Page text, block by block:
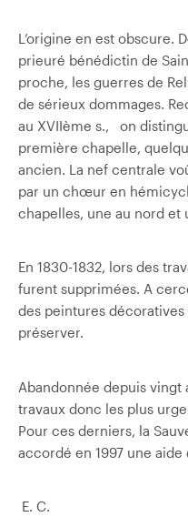
L’origine en est obscure.
prieuré bénédictin de
proche, les guerres de
de sérieux dommages.
au XVIIème s., on
première chapelle,
ancien. La nef centrale
par un chœur en
chapelles, une au nord et
En 1830-1832, lors des
furent supprimées. A
des peintures
préserver.
Abandonnée depuis vingt
travaux donc les plus
Pour ces derniers, la
accordé en 1997 une aide
E. C.